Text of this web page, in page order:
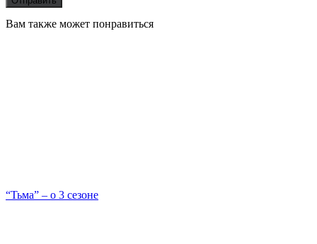
Вам также может понравиться
“Тьма” – о 3 сезоне